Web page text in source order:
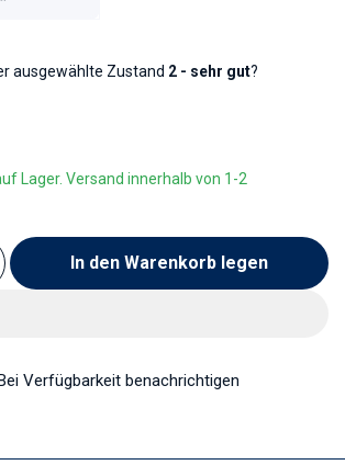
ausgewählte Zustand 2 - sehr gut?
Lager. Versand innerhalb von 1-2
die Menge für Kaffeetasse
die Menge für Kaffeetasse
In den Warenkorb legen
Verfügbarkeit benachrichtigen